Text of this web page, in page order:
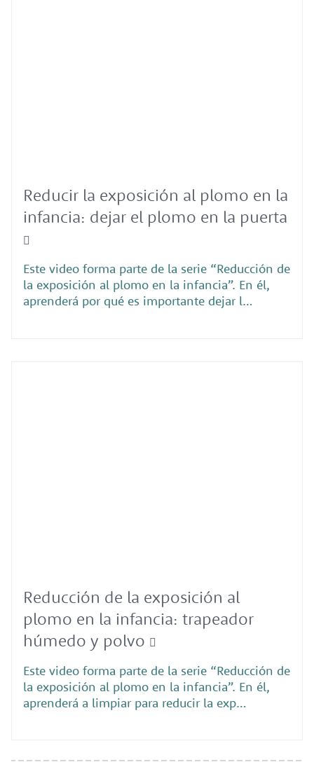
Reducir la exposición al plomo en la
infancia: dejar el plomo en la puerta
Este video forma parte de la serie “Reducción de
la exposición al plomo en la infancia”. En él,
aprenderá por qué es importante dejar l…
Reducción de la exposición al
plomo en la infancia: trapeador
húmedo y polvo
Este video forma parte de la serie “Reducción de
la exposición al plomo en la infancia”. En él,
aprenderá a limpiar para reducir la exp…